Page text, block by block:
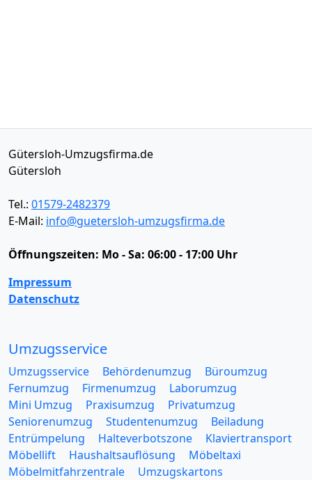
Gütersloh-Umzugsfirma.de
Gütersloh
Tel.: 01579-2482379
E-Mail: info@guetersloh-umzugsfirma.de
Öffnungszeiten: Mo - Sa: 06:00 - 17:00 Uhr
Impressum
Datenschutz
Umzugsservice
Umzugsservice Behördenumzug
Büroumzug
Fernumzug
Firmenumzug
Laborumzug
Mini Umzug
Praxisumzug
Privatumzug
Seniorenumzug
Studentenumzug
Beiladung
Entrümpelung
Halteverbotszone
Klaviertransport
Möbellift
Haushaltsauflösung
Möbeltaxi
Möbelmitfahrzentrale
Umzugskartons